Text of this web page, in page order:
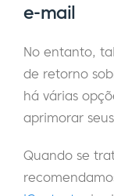
e-mail
No entanto,
de retorno
há várias
aprimorar
Quando se